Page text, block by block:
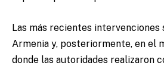
Las más recientes intervenciones
Armenia y, posteriormente, en el
donde las autoridades realizaron